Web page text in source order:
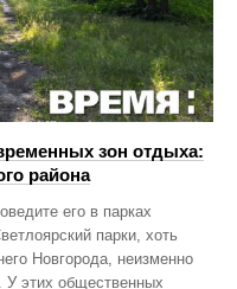
зон отдыха:
района
его в парках
парки, хоть
Новгорода, неизменно
У этих общественных